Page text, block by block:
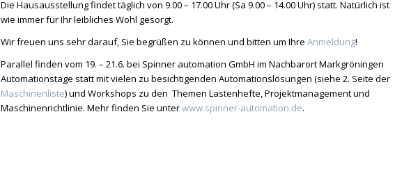
Die Hausausstellung findet täglich von 9.00 – 17.00 Uhr (Sa 9.00 – 14.00 Uhr) statt. Natürlich ist
wie immer für Ihr leibliches Wohl gesorgt.
Wir freuen uns sehr darauf, Sie begrüßen zu können und bitten um Ihre Anmeldung!
Parallel finden vom 19. – 21.6. bei Spinner automation GmbH im Nachbarort Markgröningen
Automationstage statt mit vielen zu besichtigenden Automationslösungen (siehe 2. Seite der
Maschinenliste) und Workshops zu den Themen Lastenhefte, Projektmanagement und
Maschinenrichtlinie. Mehr finden Sie unterwww.spinner-automation.de.